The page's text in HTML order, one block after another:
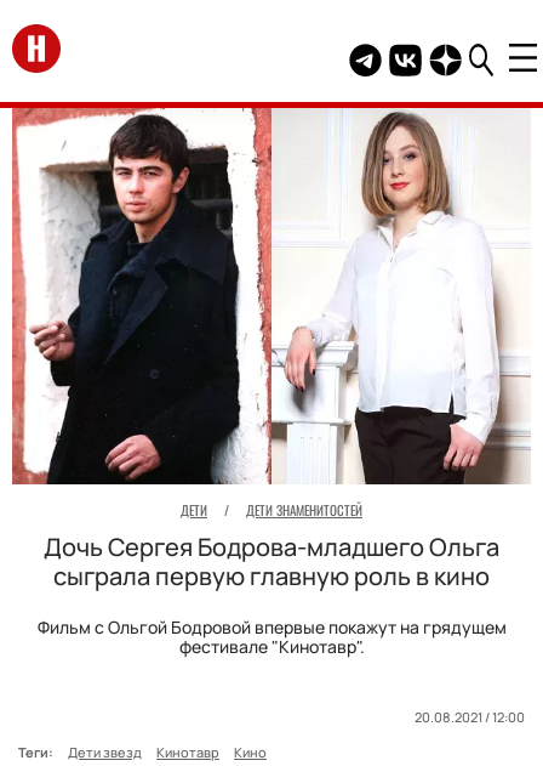
Перейти на главную
Telegram канал
Группа HELLO
Канал
ДЕТИ / ДЕТИ ЗНАМЕНИТОСТЕЙ
Дочь Сергея Бодрова-младшего Ольга
сыграла первую главную роль в кино
Фильм с Ольгой Бодровой впервые покажут на грядущем
фестивале "Кинотавр".
20.08.2021 / 12:00
Теги:
Дети звезд Кинотавр Кино